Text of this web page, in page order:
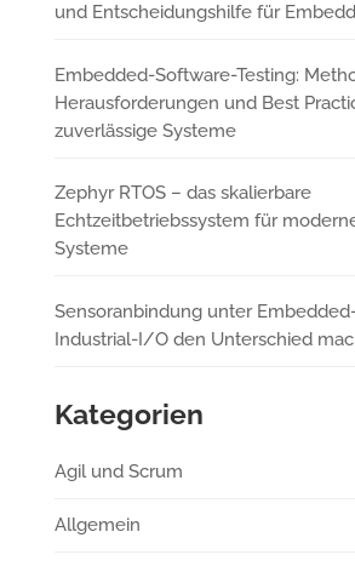
und Entscheidungshilfe für
Embedded-Software-Testing:
Herausforderungen und Best
zuverlässige Systeme
Zephyr RTOS – das skalierbare
Echtzeitbetriebssystem für
Systeme
Sensoranbindung unter
Industrial-I/O den Unterschied
Kategorien
Agil und Scrum
Allgemein